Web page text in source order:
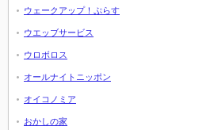
ウェークアップ！ぷらす
ウエッブサービス
ウロボロス
オールナイトニッポン
オイコノミア
おかしの家